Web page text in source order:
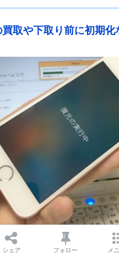
取や下取り前に初期化
シェア フォロー メ